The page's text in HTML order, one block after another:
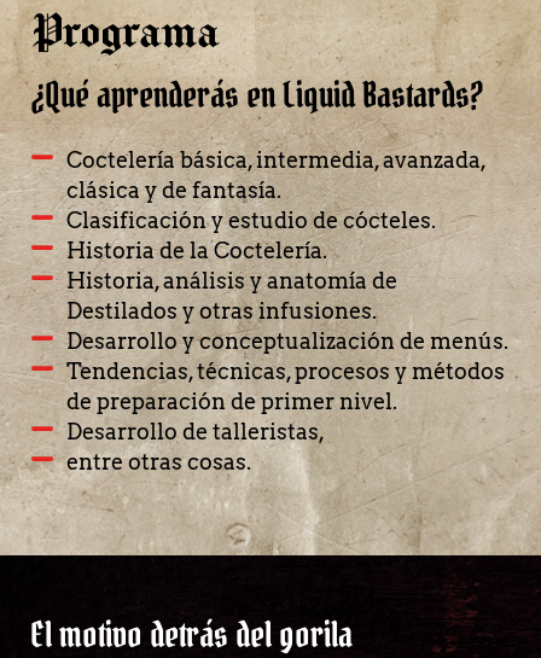
Programa
¿Qué aprenderás en Liquid Bastards?
Coctelería básica, intermedia, avanzada,
clásica y de fantasía.
Clasificación y estudio de cócteles.
Historia de la Coctelería.
Historia, análisis y anatomía de
Destilados y otras infusiones.
Desarrollo y conceptualización de menús.
Tendencias, técnicas, procesos y métodos
de preparación de primer nivel.
Desarrollo de talleristas,
entre otras cosas.
El motivo detrás del gorila